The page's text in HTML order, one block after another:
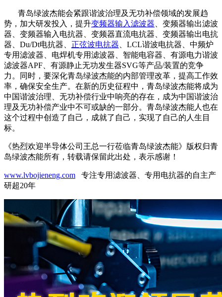
青岛绿波杰能会紧跟谐波治理及无功补偿领域的发展趋
势，加大研发投入，提升变频器输入滤波器 、变频器输出滤波
器、变频器输入电抗器、变频器直流电抗器、变频器输出电抗
器、Du/Dt电抗器、 正弦波电抗器 、LCL谐波电抗器、中频炉
专用滤波器、电焊机专用滤波器、智能电容器、有源电力谐波
滤波器APF、有源静止无功发生器SVG等产品/装置的竞争
力。同时，要深化青岛绿波杰能的内部管理改革，提高工作效
率，确保安全生产。在新的历史征程中，青岛绿波杰能将成为
中国谐波治理、无功补偿行业中响亮的存在，成为中国谐波治
理及无功补偿产业中不可或缺的一部分。青岛绿波杰能人也在
这个过程中创造了自己，成就了自己，实现了自己的人生目
标。
《热烈欢迎半导体公司王总一行莅临青岛绿波杰能》版权归青
岛绿波杰能所有，转载请保留此出处，表示感谢！
www.lvbojieneng.com 专注专用滤波器、专用电抗器的自主产
研超20年